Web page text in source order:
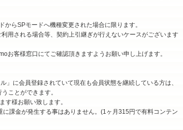
らSPモードへ機種変更された場合に限ります。
用される場合等、契約上引継ぎが行えないケースがございます
お客様窓口にてご確認頂きますようお願い申し上げます。
」に会員登録されていて現在も会員状態を継続している方は、
ことができます。
す様お願い致します。
課金が発生する事はありません。(1ヶ月315円で有料コンテン